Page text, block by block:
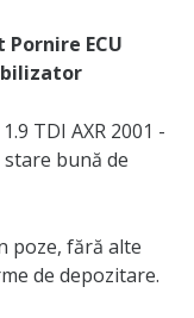
ECU
TDI AXR 2001 -
bună de
poze, fără alte
de depozitare.